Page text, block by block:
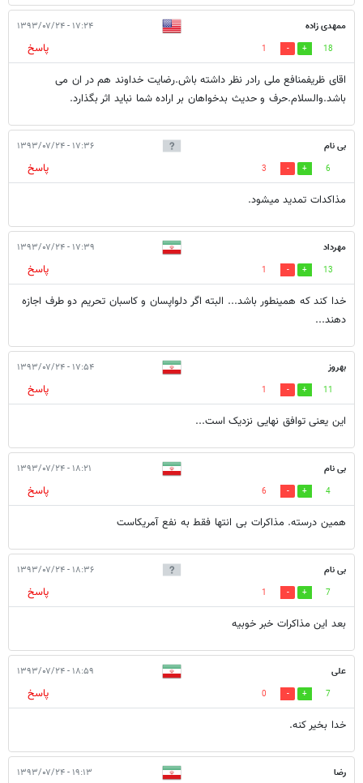
ممهدی زاده ۱۷:۲۴ - ۱۳۹۳/۰۷/۲۴
18
1
پاسخ
اقای ظریفمنافع ملی رادر نظر داشته باش.رضایت خداوند هم در ان می
باشد.والسلام.حرف و حدیث بدخواهان بر اراده شما نباید اثر بگذارد.
بی نام ۱۷:۳۶ - ۱۳۹۳/۰۷/۲۴
6
3
پاسخ
مذاکدات تمدید میشود.
مهرداد ۱۷:۳۹ - ۱۳۹۳/۰۷/۲۴
13
1
پاسخ
خدا کند که همینطور باشد... البته اگر دلواپسان و کاسبان تحریم دو طرف اجازه
دهند...
بهروز ۱۷:۵۴ - ۱۳۹۳/۰۷/۲۴
11
1
پاسخ
این یعنی توافق نهایی نزدیک است...
بی نام ۱۸:۲۱ - ۱۳۹۳/۰۷/۲۴
4
6
پاسخ
همین درسته. مذاکرات بی انتها فقط به نفع آمریکاست
بی نام ۱۸:۳۶ - ۱۳۹۳/۰۷/۲۴
7
1
پاسخ
بعد این مذاکرات خبر خوبیه
علی ۱۸:۵۹ - ۱۳۹۳/۰۷/۲۴
7
0
پاسخ
خدا بخیر کنه.
رضا ۱۹:۱۳ - ۱۳۹۳/۰۷/۲۴